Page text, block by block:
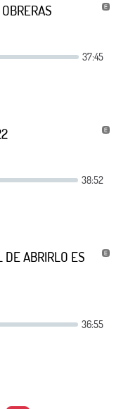
DE ABRIRLO ES